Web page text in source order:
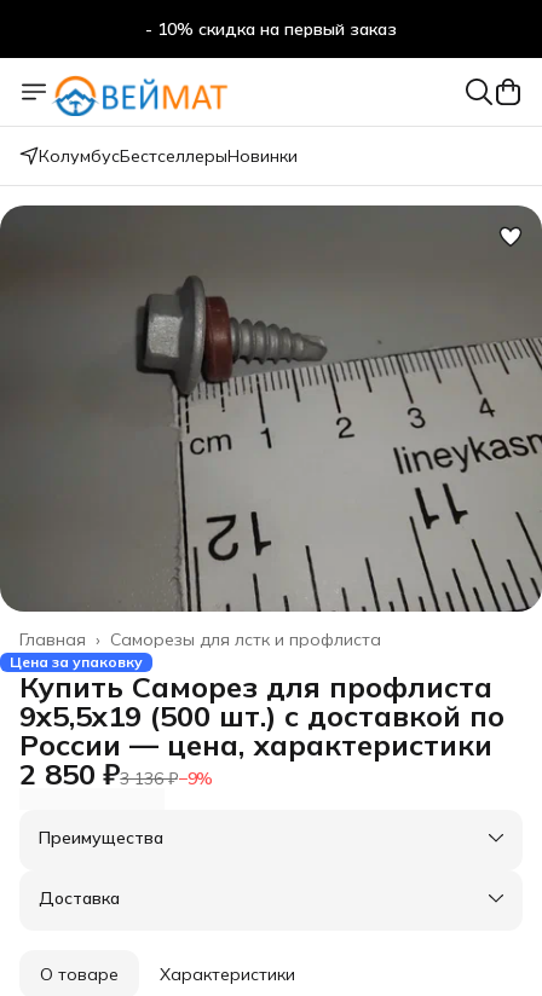
- 10% скидка на первый заказ
- 10% скидка на первый заказ
КолумбусБестселлерыНовинки
Саморезы для лстк и профлиста
Главная ›
Цена за упаковку
Купить Саморез для профлиста
9x5,5x19 (500 шт.) с доставкой по
России — цена, характеристики
2 850 ₽3 136 ₽−9%
Преимущества
Оплата частями в Сплит
Удобный возврат
Доставка
О товаре Характеристики